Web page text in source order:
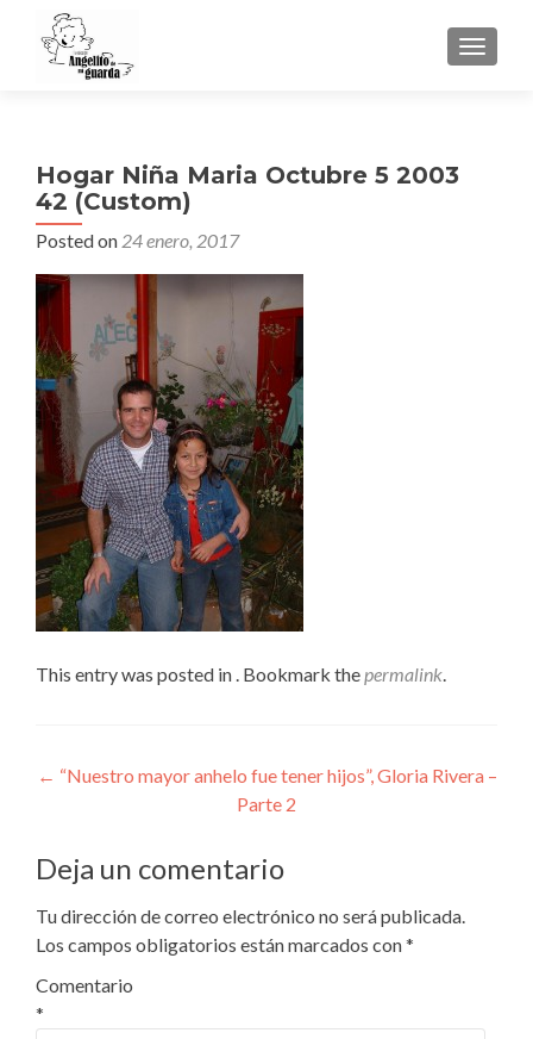
Hogar Niña Maria Octubre 5 2003
42 (Custom)
Posted on 24 enero, 2017
This entry was posted in . Bookmark thepermalink.
Navegación
entradas
← “Nuestro mayor anhelo fue tener hijos”, Gloria Rivera –
Parte 2
Deja un comentario
Tu dirección de correo electrónico no será publicada.
Los campos obligatorios están marcados con*
Comentario
*